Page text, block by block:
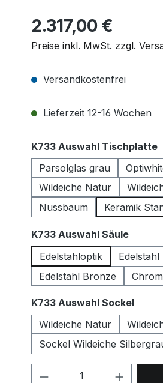
Regulärer Preis:
2.317,00 €
Preise inkl. MwSt. zzgl.
Versandkostenfrei
Lieferzeit 12-16 Wochen
K733 Auswahl Tischplatte
Parsolglas grau
Wildeiche Natur
Nussbaum
Keramik
K733 Auswahl Säule
Edelstahloptik
Edelstahl Bronze
Chrom
K733 Auswahl Sockel
Wildeiche Natur
Sockel Wildeiche
Produkt Anzahl: